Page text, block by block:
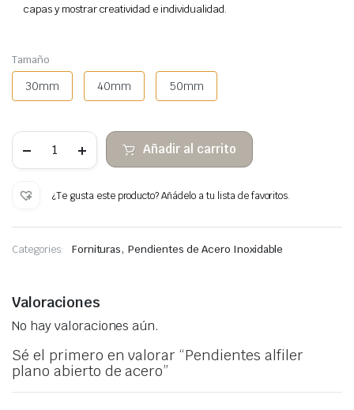
capas y mostrar creatividad e individualidad.
Tamaño
30mm 40mm 50mm
Pendientes
alfiler
Añadir al carrito
¿Te gusta este producto? Añádelo a tu lista de favoritos.
Categories: Fornituras,Pendientes de Acero Inoxidable
Valoraciones
No hay valoraciones aún.
Sé el primero en valorar “Pendientes alfiler
plano abierto de acero”